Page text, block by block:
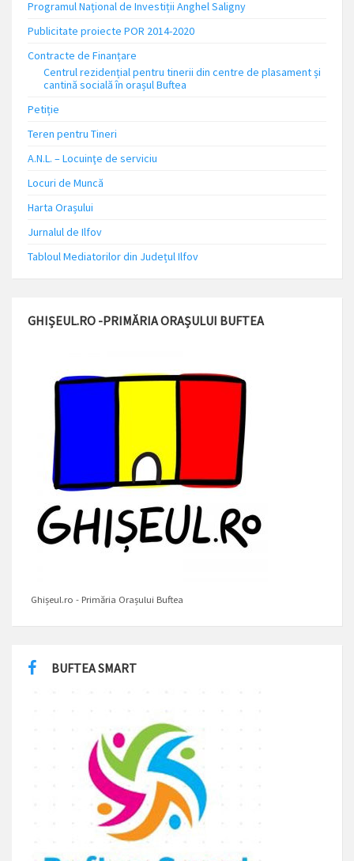
Programul Național de Investiții Anghel Saligny
Publicitate proiecte POR 2014-2020
Contracte de Finanțare
Centrul rezidențial pentru tinerii din centre de plasament și
cantină socială în orașul Buftea
Petiție
Teren pentru Tineri
A.N.L. – Locuinţe de serviciu
Locuri de Muncă
Harta Orașului
Jurnalul de Ilfov
Tabloul Mediatorilor din Județul Ilfov
GHIȘEUL.RO -PRIMĂRIA ORAȘULUI BUFTEA
Ghișeul.ro - Primăria Orașului Buftea
BUFTEA SMART